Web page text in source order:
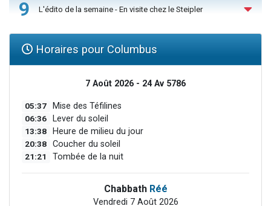
9 L'édito de la semaine - En visite chez le Steipler
Horaires pour Columbus
7 Août 2026 - 24 Av 5786
05:37 Mise des Téfilines
06:36 Lever du soleil
13:38 Heure de milieu du jour
20:38 Coucher du soleil
21:21 Tombée de la nuit
Chabbath Réé
Vendredi 7 Août 2026